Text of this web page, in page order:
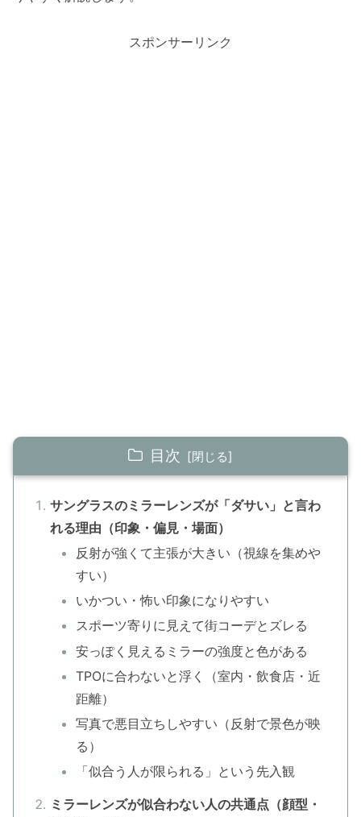
スポンサーリンク
目次
サングラスのミラーレンズが「ダサい」と言わ
れる理由（印象・偏見・場面）
反射が強くて主張が大きい（視線を集めや
すい）
いかつい・怖い印象になりやすい
スポーツ寄りに見えて街コーデとズレる
安っぽく見えるミラーの強度と色がある
TPOに合わないと浮く（室内・飲食店・近
距離）
写真で悪目立ちしやすい（反射で景色が映
る）
「似合う人が限られる」という先入観
ミラーレンズが似合わない人の共通点（顔型・